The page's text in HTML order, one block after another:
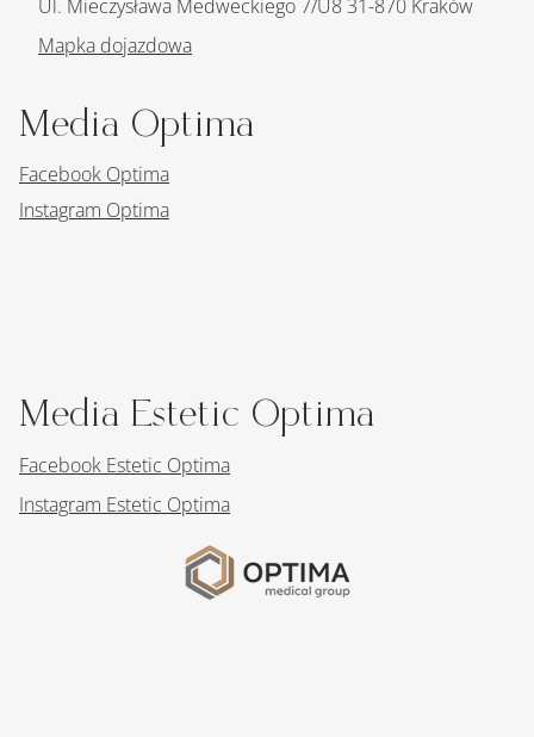
Media Estetic Optima
Facebook Estetic Optima
Instagram Estetic Optima
Media Optima
Facebook Optima
Instagram Optima
Ul. Mieczysława Medweckiego 7/U8 31-870 Kraków
Mapka dojazdowa